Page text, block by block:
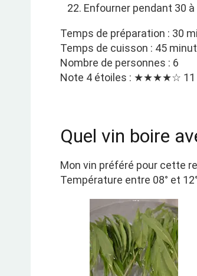
Enfourner pendant 30
Temps de préparation : 30
Temps de cuisson : 45
Nombre de personnes : 6
Note 4 étoiles : ★★★★☆ 11
Quel vin boire
Mon vin préféré pour cette
Température entre 08° et